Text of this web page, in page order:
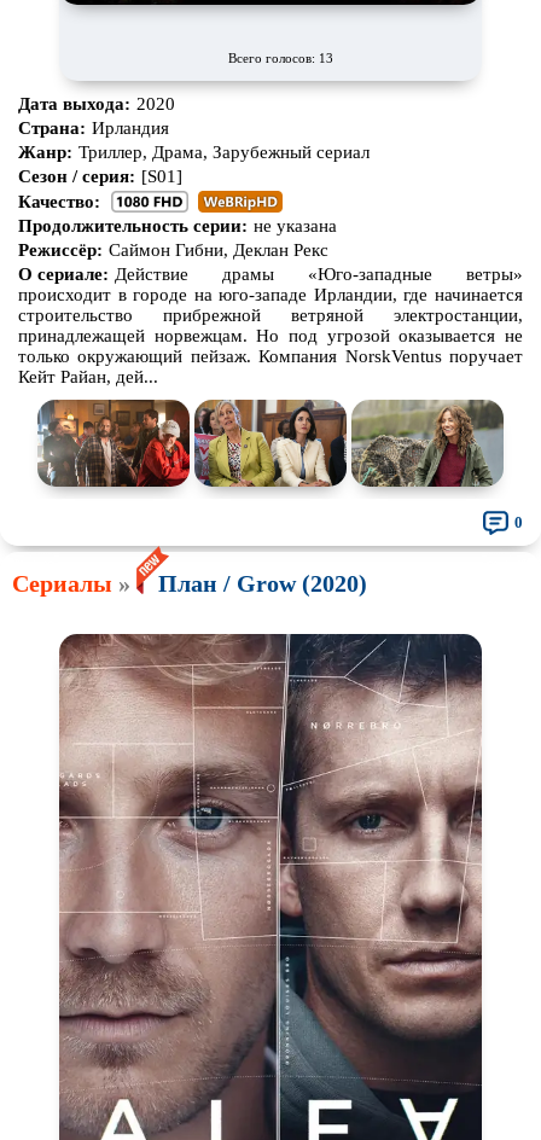
Всего голосов: 13
Дата выхода: 2020
Страна: Ирландия
Жанр: Триллер, Драма, Зарубежный сериал
Сезон / серия: [S01]
Качество:
Продолжительность серии: не указана
Режиссёр: Саймон Гибни, Деклан Рекс
О сериале: Действие драмы «Юго-западные ветры»
происходит в городе на юго-западе Ирландии, где начинается
строительство прибрежной ветряной электростанции,
принадлежащей норвежцам. Но под угрозой оказывается не
только окружающий пейзаж. Компания NorskVentus поручает
Кейт Райан, дей...
0
Сериалы » План / Grow (2020)